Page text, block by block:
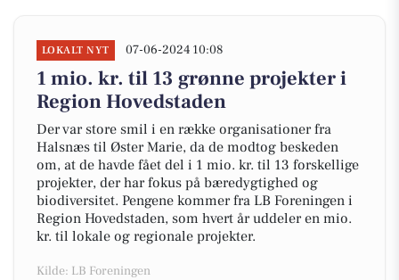
LOKALT NYT 07-06-2024 10:08
1 mio. kr. til 13 grønne projekter i
Region Hovedstaden
Der var store smil i en række organisationer fra
Halsnæs til Øster Marie, da de modtog beskeden
om, at de havde fået del i 1 mio. kr. til 13 forskellige
projekter, der har fokus på bæredygtighed og
biodiversitet. Pengene kommer fra LB Foreningen i
Region Hovedstaden, som hvert år uddeler en mio.
kr. til lokale og regionale projekter.
Kilde: LB Foreningen